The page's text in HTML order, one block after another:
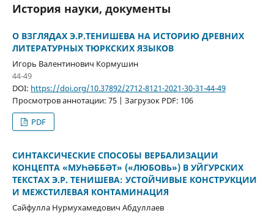
История науки, документы
О ВЗГЛЯДАХ Э.Р.ТЕНИШЕВА НА ИСТОРИЮ ДРЕВНИХ
ЛИТЕРАТУРНЫХ ТЮРКСКИХ ЯЗЫКОВ
Игорь Валентинович Кормушин
44-49
DOI: https://doi.org/10.37892/2712-8121-2021-30-31-44-49
Просмотров аннотации: 75 | Загрузок PDF: 106
PDF
СИНТАКСИЧЕСКИЕ СПОСОБЫ ВЕРБАЛИЗАЦИИ
КОНЦЕПТА «МУҺӘББӘТ» («ЛЮБОВЬ») В УЙГУРСКИХ
ТЕКСТАХ Э.Р. ТЕНИШЕВА: УСТОЙЧИВЫЕ КОНСТРУКЦИИ
И МЕЖСТИЛЕВАЯ КОНТАМИНАЦИЯ
Сайфулла Нурмухамедович Абдуллаев